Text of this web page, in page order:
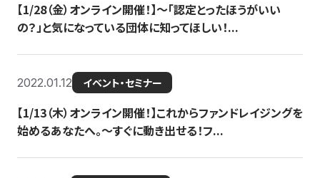
【1/28（金）オンライン開催！】〜「認定とったほうがいい
の？」と気になっている団体に知ってほしい！...
2022.01.12 イベント・セミナー
【1/13（木）オンライン開催！】これからファンドレイジングを
始めるあなたへ。〜すぐに動き出せる！フ...